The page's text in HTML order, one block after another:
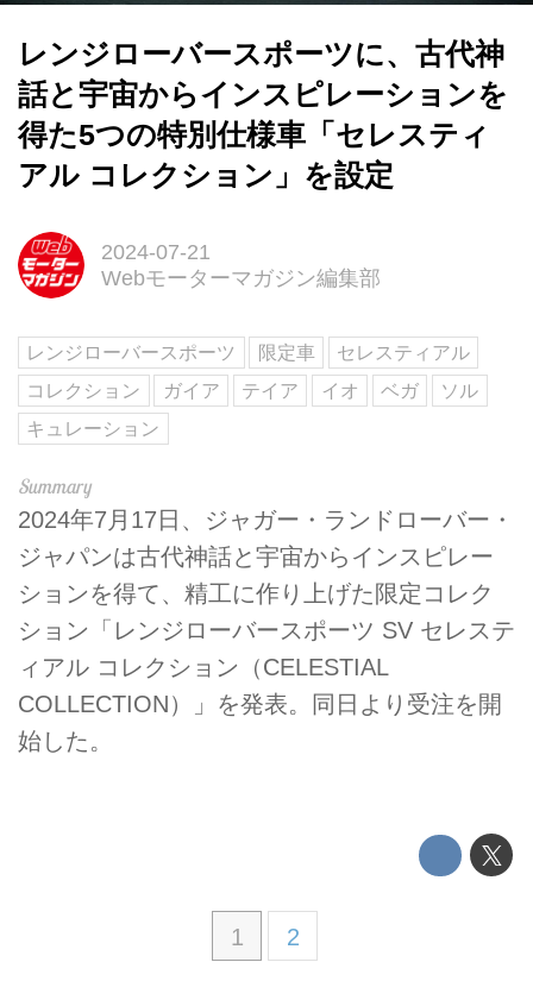
レンジローバースポーツに、古代神
話と宇宙からインスピレーションを
得た5つの特別仕様車「セレスティ
アル コレクション」を設定
2024-07-21
Webモーターマガジン編集部
レンジローバースポーツ 限定車
セレスティアル
コレクション
ガイア テイア イオ ベガ
ソル
キュレーション
2024年7月17日、ジャガー・ランドローバー・
ジャパンは古代神話と宇宙からインスピレー
ションを得て、精工に作り上げた限定コレク
ション「レンジローバースポーツ SV セレステ
ィアル コレクション（CELESTIAL
COLLECTION）」を発表。同日より受注を開
始した。
1 2